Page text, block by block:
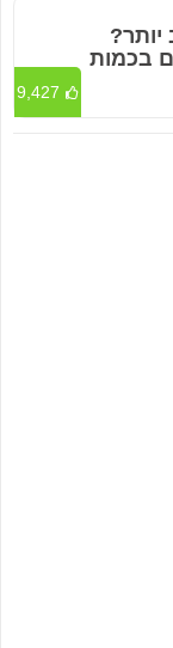
יותר?
בכמות
9,427